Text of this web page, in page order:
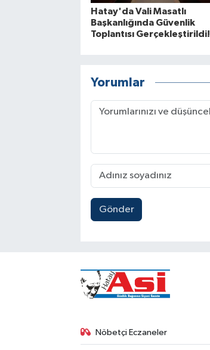
Hatay'da Vali Masatlı
Başkanlığında Güvenlik
Toplantısı Gerçekleştirildi!
Yorumlar
Gönder
Nöbetçi Eczaneler